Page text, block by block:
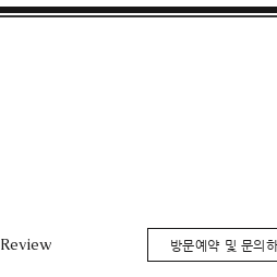
Review 방문예약 및 문의